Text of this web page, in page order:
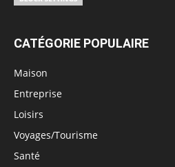
CATÉGORIE POPULAIRE
Maison
Entreprise
Loisirs
Voyages/Tourisme
Santé